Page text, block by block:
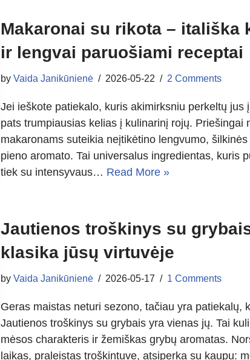
Makaronai su rikota – itališka
ir lengvai paruošiami receptai
by Vaida Janikūnienė 2026-05-22 2 Comments
Jei ieškote patiekalo, kuris akimirksniu perkeltų
pats trumpiausias kelias į kulinarinį rojų. Priešingai
makaronams suteikia neįtikėtino lengvumo,
pieno aromato. Tai universalus ingredientas, kuris
tiek su intensyvaus… Read More »
Jautienos troškinys su
klasika jūsų virtuvėje
by Vaida Janikūnienė 2026-05-17 1 Comments
Geras maistas neturi sezono, tačiau yra patiekalų,
Jautienos troškinys su grybais yra vienas jų. Tai
mėsos charakteris ir žemiškas grybų aromatas.
laikas, praleistas troškintuve, atsiperka su kaupu: